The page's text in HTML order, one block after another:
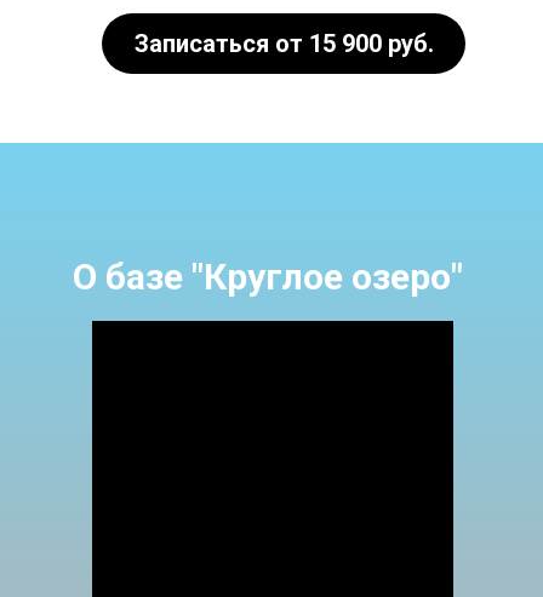
Записаться от 15 900 руб.
О базе "Круглое озеро"